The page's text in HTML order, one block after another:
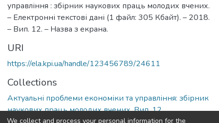
управління : збірник наукових праць молодих вчених.
– Електронні текстові дані (1 файл: 305 Кбайт). – 2018.
– Вип. 12. – Назва з екрана.
URI
https://ela.kpi.ua/handle/123456789/24611
Collections
Актуальні проблеми економіки та управління: збірник
наукових праць молодих вчених, Вип. 12
We collect and process your personal information for the